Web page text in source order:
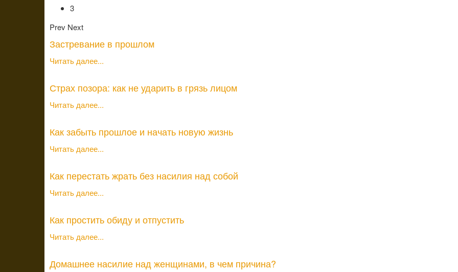
3
Prev Next
Застревание в прошлом
Читать далее...
Страх позора: как не ударить в грязь лицом
Читать далее...
Как забыть прошлое и начать новую жизнь
Читать далее...
Как перестать жрать без насилия над собой
Читать далее...
Как простить обиду и отпустить
Читать далее...
Домашнее насилие над женщинами, в чем причина?